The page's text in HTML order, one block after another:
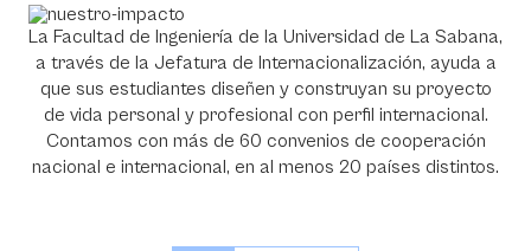
La Facultad de Ingeniería de la Universidad de La Sabana,
a través de la Jefatura de Internacionalización, ayuda a
que sus estudiantes diseñen y construyan su proyecto
de vida personal y profesional con perfil internacional.
Contamos con más de 60 convenios de cooperación
nacional e internacional, en al menos 20 países distintos.